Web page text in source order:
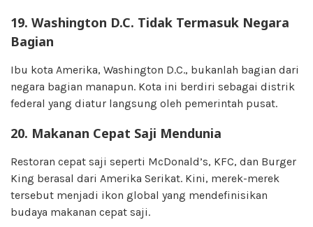
19. Washington D.C. Tidak Termasuk Negara
Bagian
Ibu kota Amerika, Washington D.C., bukanlah bagian dari
negara bagian manapun. Kota ini berdiri sebagai distrik
federal yang diatur langsung oleh pemerintah pusat.
20. Makanan Cepat Saji Mendunia
Restoran cepat saji seperti McDonald’s, KFC, dan Burger
King berasal dari Amerika Serikat. Kini, merek-merek
tersebut menjadi ikon global yang mendefinisikan
budaya makanan cepat saji.